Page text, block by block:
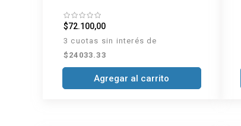
$72.100,00
3 cuotas sin interés de
$24033.33
Agregar al carrito